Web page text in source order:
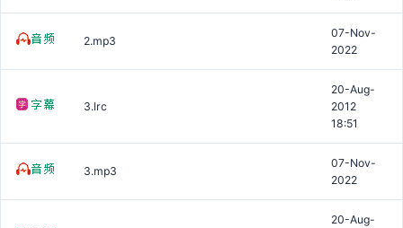
2.mp3
07-Nov-
2022
3.lrc
20-Aug-
2012
18:51
3.mp3
07-Nov-
2022
20-Aug-